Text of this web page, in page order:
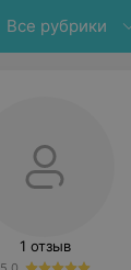
Все рубрики
1 отзыв